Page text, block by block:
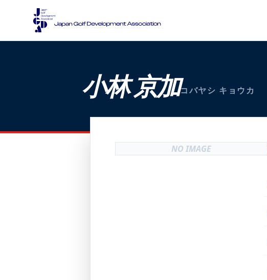
小林 京加コバヤシ キョウカ
NO IMAGE